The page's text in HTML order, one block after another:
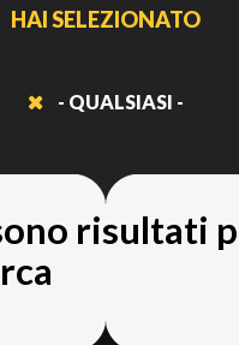
HAI SELEZIONATO
- QUALSIASI -
risultati